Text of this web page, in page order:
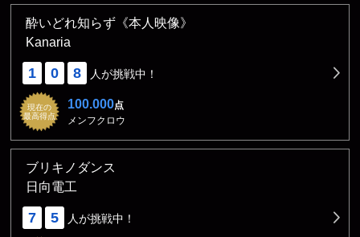
酔いどれ知らず《本人映像》
Kanaria
1 0 8 人が挑戦中！
現在の
最高得点
100.000点
メンフクロウ
ブリキノダンス
日向電工
7 5 人が挑戦中！